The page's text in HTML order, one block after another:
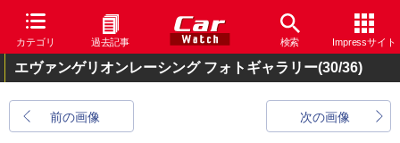
カテゴリ 過去記事 検索 Impressサイト
エヴァンゲリオンレーシング フォトギャラリー(30/36)
前の画像 次の画像